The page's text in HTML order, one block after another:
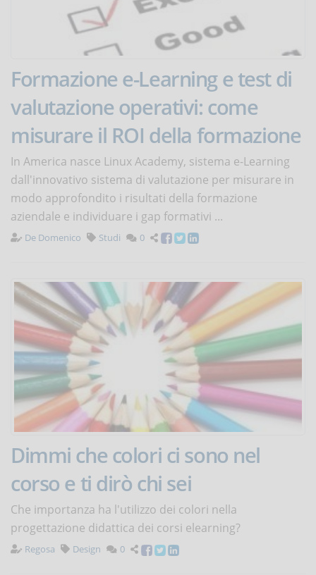
Formazione e-Learning e test di
valutazione operativi: come
misurare il ROI della formazione
In America nasce Linux Academy, sistema e-Learning
dall'innovativo sistema di valutazione per misurare in
modo approfondito i risultati della formazione
aziendale e individuare i gap formativi ...
De Domenico Studi 0
Dimmi che colori ci sono nel
corso e ti dirò chi sei
Che importanza ha l'utilizzo dei colori nella
progettazione didattica dei corsi elearning?
Regosa Design 0